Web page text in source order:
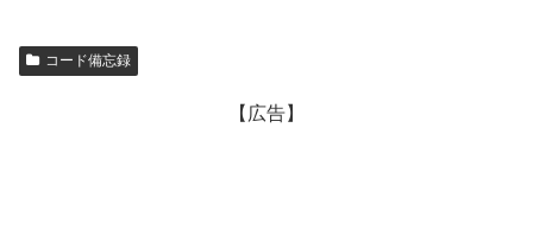
コード備忘録
【広告】